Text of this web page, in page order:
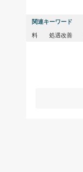
関連キーワード
料
処遇改善